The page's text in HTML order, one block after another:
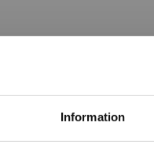
Information
fraktregion